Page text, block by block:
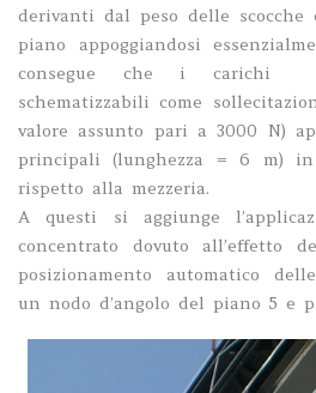
derivanti dal peso delle scocche
piano appoggiandosi
consegue che i carichi
schematizzabili come
valore assunto pari a 3000 N)
principali (lunghezza = 6 m)
rispetto alla mezzeria.
A questi si aggiunge
concentrato dovuto all’effetto
posizionamento automatico
un nodo d’angolo del piano 5 e